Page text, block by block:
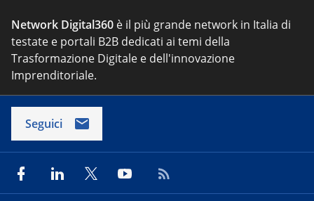
Network Digital360 è il più grande network in Italia di
testate e portali B2B dedicati ai temi della
Trasformazione Digitale e dell'innovazione
Imprenditoriale.
Seguici